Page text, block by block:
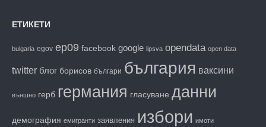
ЕТИКЕТИ
bulgaria egov ep09 facebook google lipsva opendata open data
twitter блог борисов българи българия ваксини
външно герб германия гласуване данни
демография емигранти заявления избори имоти